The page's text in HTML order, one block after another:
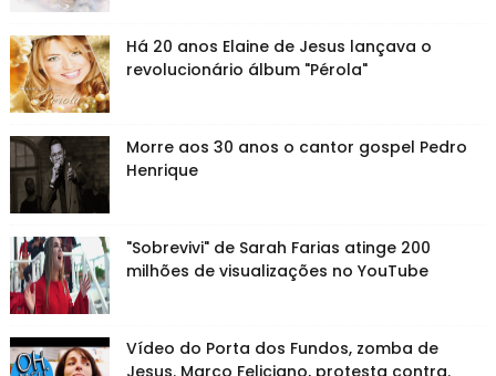
Há 20 anos Elaine de Jesus lançava o
revolucionário álbum "Pérola"
Morre aos 30 anos o cantor gospel Pedro
Henrique
"Sobrevivi" de Sarah Farias atinge 200
milhões de visualizações no YouTube
Vídeo do Porta dos Fundos, zomba de